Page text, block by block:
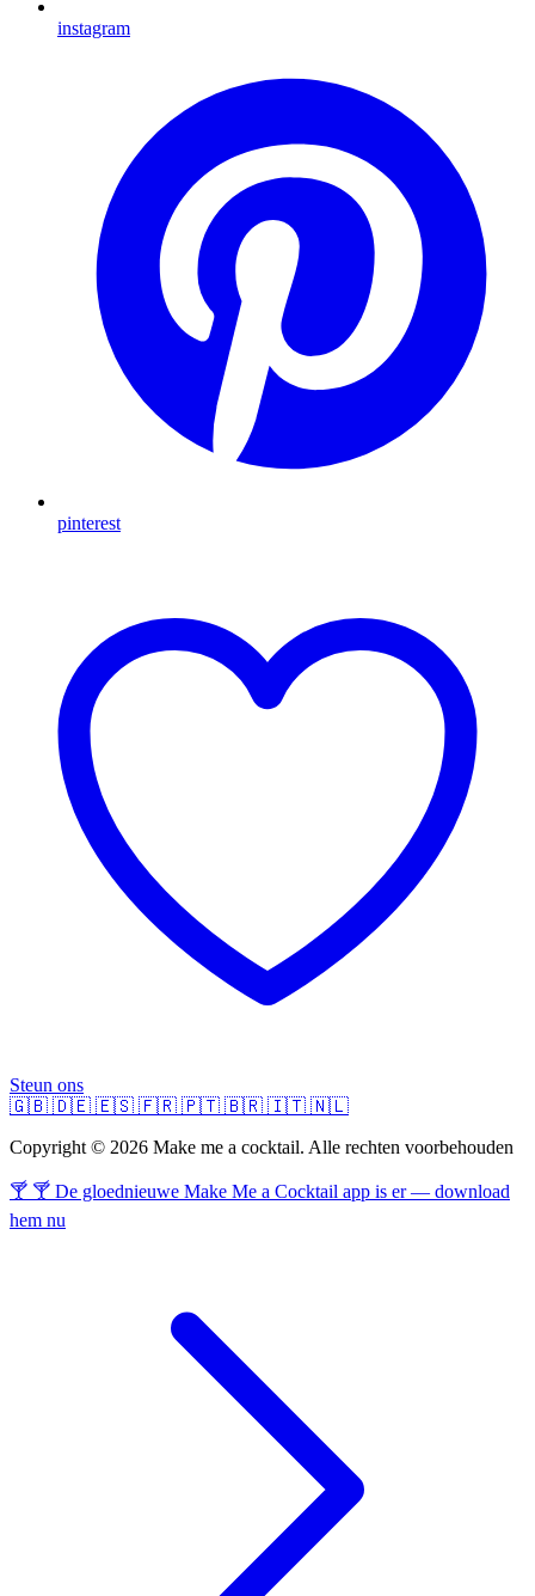
instagram
pinterest
Steun ons
🇬🇧 🇩🇪 🇪🇸 🇫🇷 🇵🇹 🇧🇷 🇮🇹 🇳🇱
Copyright © 2026 Make me a cocktail. Alle rechten voorbehouden
🍸 🍸 De gloednieuwe Make Me a Cocktail app is er — download
hem nu